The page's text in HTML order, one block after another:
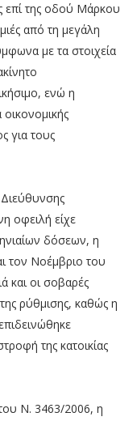
επί της οδού Μάρκου
από τη μεγάλη
με τα στοιχεία
ενώ η
οικονομικής
για τους
οφειλή είχε
δόσεων, η
τον Νοέμβριο του
και οι σοβαρές
ρύθμισης, καθώς η
της κατοικίας
Ν. 3463/2006, η